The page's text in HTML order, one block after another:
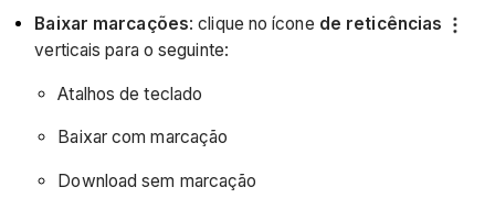
Baixar marcações: clique no ícone de reticências
verticais para o seguinte:
Atalhos de teclado
Baixar com marcação
Download sem marcação